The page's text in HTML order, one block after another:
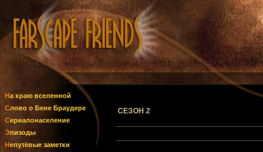
На краю вселенной
Слово о Бене Браудере
Сериалонаселение
Эпизоды
Непутёвые заметки
СЕЗОН 2